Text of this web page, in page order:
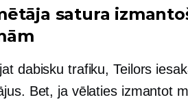
satura
dabisku trafiku, Teilors
Bet, ja vēlaties izmantot